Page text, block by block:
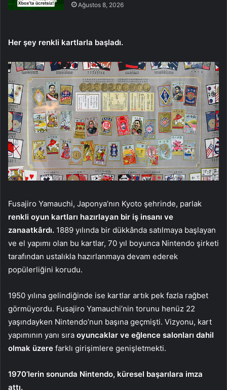
Ağustos 8, 2026
Her şey renkli kartlarla başladı.
Fusajiro Yamauchi, Japonya’nın Kyoto şehrinde, parlak
renkli oyun kartları hazırlayan bir iş insanı ve
zanaatkârdı. 1889 yılında bir dükkânda satılmaya başlayan
ve el yapımı olan bu kartlar, 70 yıl boyunca Nintendo şirketi
tarafından ustalıkla hazırlanmaya devam ederek
popülerliğini korudu.
1950 yılına gelindiğinde ise kartlar artık pek fazla rağbet
görmüyordu. Fusajiro Yamauchi’nin torunu henüz 22
yaşındayken Nintendo’nun başına geçmişti. Vizyonu, kart
yapımının yanı sıra oyuncaklar ve eğlence salonları dahil
olmak üzere farklı girişimlere genişletmekti.
1970’lerin sonunda Nintendo, küresel başarılara imza
attı.